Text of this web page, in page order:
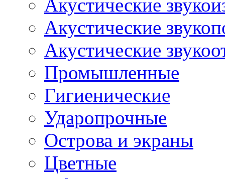
Акустические
Акустические
Акустические
Промышленные
Гигиенические
Ударопрочные
Острова и экраны
Цветные